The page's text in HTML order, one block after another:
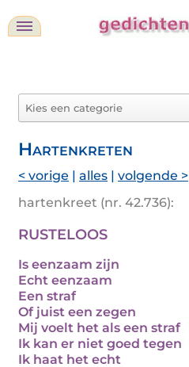
Hartenkreten
< vorige | alles | volgende >
hartenkreet (nr. 42.736):
RUSTELOOS
Is eenzaam zijn
Echt eenzaam
Een straf
Of juist een zegen
Mij voelt het als een straf
Ik kan er niet goed tegen
Ik haat het echt